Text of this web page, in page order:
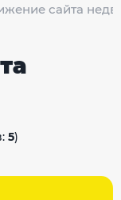
сайта
5)